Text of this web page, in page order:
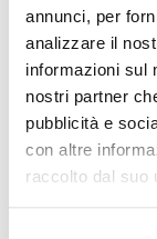
annunci, per
analizzare il
informazioni sul
nostri partner
pubblicità e
con altre
raccolto dal suo
Nessun
Indietro alla
Contattateci: